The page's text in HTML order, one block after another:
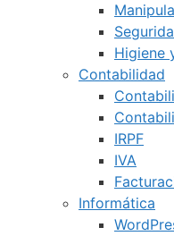
Higiene
Contabilidad
IRPF
IVA
Informática